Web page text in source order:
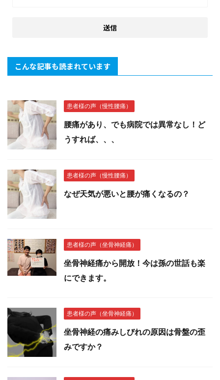
こんな記事も読まれています
患者様の声（慢性腰痛）
腰痛があり、でも病院では異常なし！ど
うすれば、、、
患者様の声（慢性腰痛）
なぜ天気が悪いと腰が痛くなるの？
患者様の声（坐骨神経痛）
坐骨神経痛から開放！今は孫の世話も楽
にできます。
患者様の声（坐骨神経痛）
坐骨神経の痛みしびれの原因は骨盤の歪
みですか？